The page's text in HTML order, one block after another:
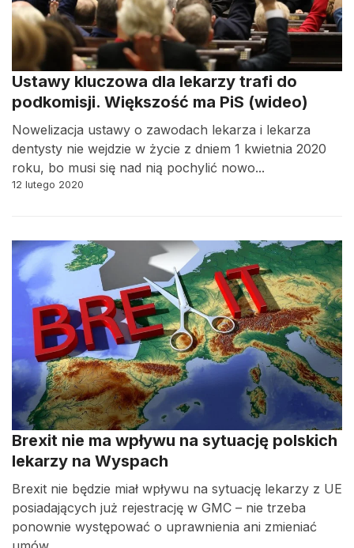
Ustawy kluczowa dla lekarzy trafi do
podkomisji. Większość ma PiS (wideo)
Nowelizacja ustawy o zawodach lekarza i lekarza
dentysty nie wejdzie w życie z dniem 1 kwietnia 2020
roku, bo musi się nad nią pochylić nowo...
12 lutego 2020
Brexit nie ma wpływu na sytuację polskich
lekarzy na Wyspach
Brexit nie będzie miał wpływu na sytuację lekarzy z UE
posiadających już rejestrację w GMC – nie trzeba
ponownie występować o uprawnienia ani zmieniać